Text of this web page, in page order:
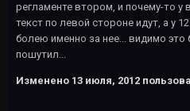
регламенте втором, и почему-то у
текст по левой стороне идут, а у
болею именно за нее... видимо это
пошутил...
Изменено 13 июля, 2012